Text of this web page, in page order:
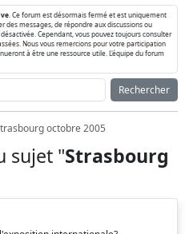
. Ce forum est désormais fermé et est uniquement
des messages, de répondre aux discussions ou
Cependant, vous pouvez toujours consulter
Nous vous remercions pour votre participation
à être une ressource utile. L'équipe du forum
Rechercher
octobre 2005
sujet "Strasbourg